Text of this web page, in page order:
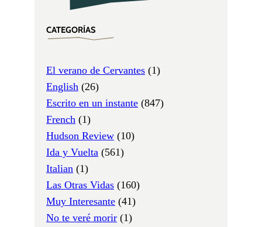
CATEGORÍAS
El verano de Cervantes (1)
English (26)
Escrito en un instante (847)
French (1)
Hudson Review (10)
Ida y Vuelta (561)
Italian (1)
Las Otras Vidas (160)
Muy Interesante (41)
No te veré morir (1)